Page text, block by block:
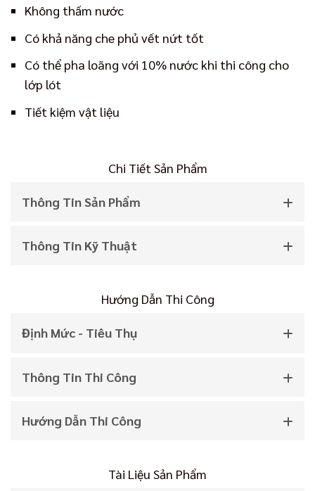
Không thấm nước
Có khả năng che phủ vết nứt tốt
Có thể pha loãng với 10% nước khi thi công cho
lớp lót
Tiết kiệm vật liệu
Chi Tiết Sản Phẩm
Thông Tin Sản Phẩm
Thông Tin Kỹ Thuật
Hướng Dẫn Thi Công
Định Mức - Tiêu Thụ
Thông Tin Thi Công
Hướng Dẫn Thi Công
Tài Liệu Sản Phẩm